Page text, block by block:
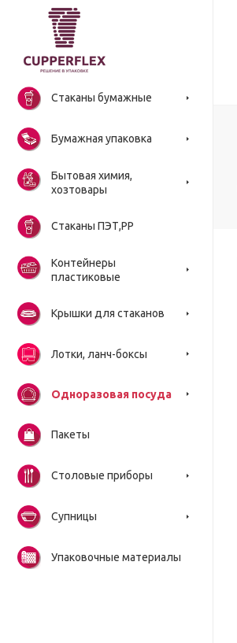
Стаканы бумажные
Бумажная упаковка
Бытовая химия,
хозтовары
Стаканы ПЭТ,РР
Контейнеры
пластиковые
Крышки для стаканов
Лотки, ланч-боксы
Одноразовая посуда
Пакеты
Столовые приборы
Супницы
Упаковочные материалы